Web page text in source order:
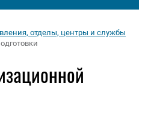
отделы, центры и службы